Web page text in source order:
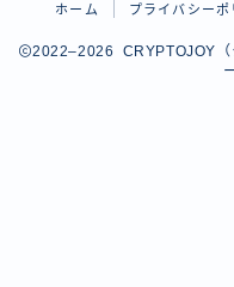
ホーム プライバシーポ
2022–2026 CRYPTOJOY（